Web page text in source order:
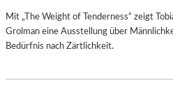
Mit „The Weight of Tenderness“ zeigt
Grolman eine Ausstellung über
Bedürfnis nach Zärtlichkeit.